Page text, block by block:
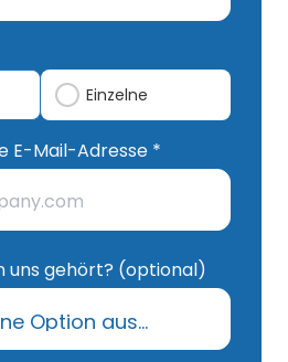
Einzelne
E-Mail-Adresse *
uns gehört? (optional)